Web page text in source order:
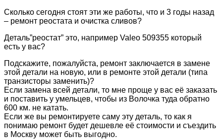
Сколько сегодня стоят эти же работы, что и 3 годы назад
– ремонт реостата и очистка сливов?
Деталь”реостат” это, например Valeo 509355 который
есть у вас?
Подскажите, пожалуйста, ремонт заключается в замене
этой детали на новую, или в ремонте этой детали (типа
транзисторы заменить)?
Если замена всей детали, то мне проще у вас её заказать
и поставить у умельцев, чтобы из Волочка туда обратно
600 км. не катать.
Если же вы ремонтируете саму эту деталь, то как я
понимаю ремонт будет дешевле её стоимости и съездить
в Москву может быть выгодно.